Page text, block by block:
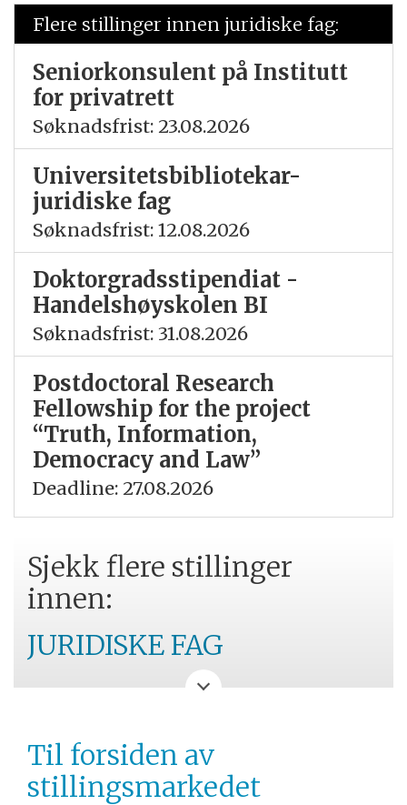
Flere stillinger innen juridiske fag:
Seniorkonsulent på Institutt
for privatrett
Søknadsfrist: 23.08.2026
Universitetsbibliotekar-
juridiske fag
Søknadsfrist: 12.08.2026
Doktorgradsstipendiat -
Handelshøyskolen BI
Søknadsfrist: 31.08.2026
Postdoctoral Research
Fellowship for the project
“Truth, Information,
Democracy and Law”
Deadline: 27.08.2026
Sjekk flere stillinger
innen:
JURIDISKE FAG
BERGEN
VESTLANDET
Til forsiden av
stillingsmarkedet